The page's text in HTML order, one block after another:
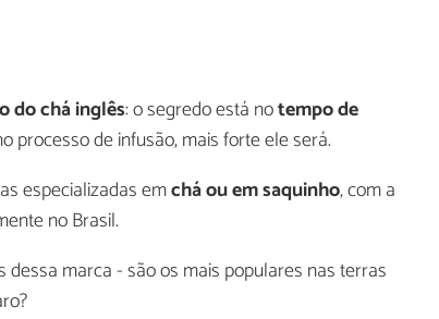
do chá inglês: o segredo está notempo de
processo de infusão, mais forte ele será.
especializadas emchá ou em saquinho, com a
no Brasil.
dessa marca - são os mais populares nas terras